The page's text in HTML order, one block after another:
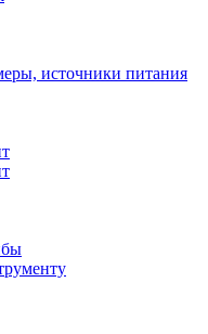
источники питания